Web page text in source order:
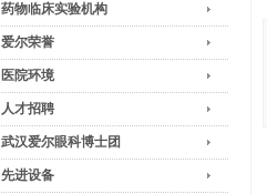
药物临床实验机构
爱尔荣誉
医院环境
人才招聘
武汉爱尔眼科博士团
先进设备